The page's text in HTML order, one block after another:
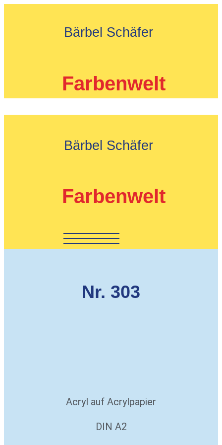
Bärbel Schäfer
Farbenwelt
Bärbel Schäfer
Farbenwelt
Nr. 303
Acryl auf Acrylpapier
DIN A2